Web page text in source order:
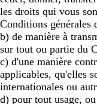
les droits qui vous
Conditions générales
b) de manière à
sur tout ou partie du
c) d'une manière
applicables, qu'elles
internationales ou
d) pour tout usage,